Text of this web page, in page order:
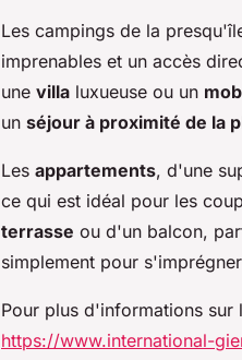
Les campings de la
imprenables et un accès
une villa luxueuse ou un
un séjour à proximité de la
Les appartements, d'une
ce qui est idéal pour les
terrasse ou d'un balcon,
simplement pour
Pour plus d'informations sur
https://www.international-